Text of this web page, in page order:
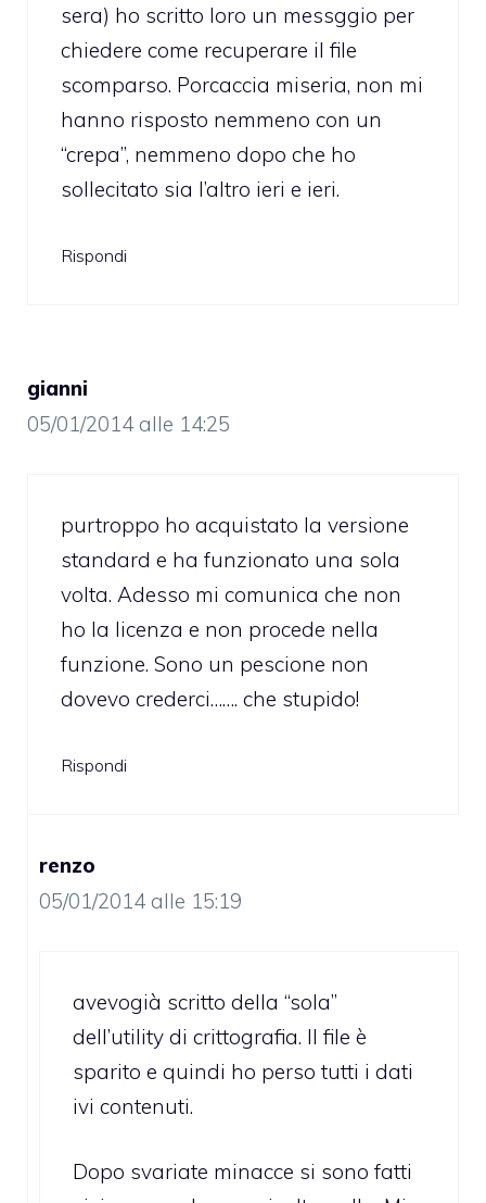
sera) ho scritto loro un messggio per
chiedere come recuperare il file
scomparso. Porcaccia miseria, non mi
hanno risposto nemmeno con un
“crepa”, nemmeno dopo che ho
sollecitato sia l’altro ieri e ieri.
Rispondi
gianni
05/01/2014 alle 14:25
purtroppo ho acquistato la versione
standard e ha funzionato una sola
volta. Adesso mi comunica che non
ho la licenza e non procede nella
funzione. Sono un pescione non
dovevo crederci……. che stupido!
Rispondi
renzo
05/01/2014 alle 15:19
avevogià scritto della “sola”
dell’utility di crittografia. Il file è
sparito e quindi ho perso tutti i dati
ivi contenuti.
Dopo svariate minacce si sono fatti